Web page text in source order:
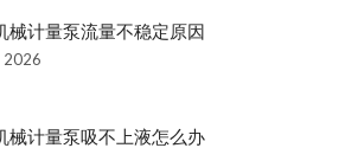
械计量泵流量不稳定原因
2026
械计量泵吸不上液怎么办